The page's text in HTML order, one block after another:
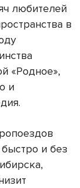
любителей
в
«Родное»,
и
и без